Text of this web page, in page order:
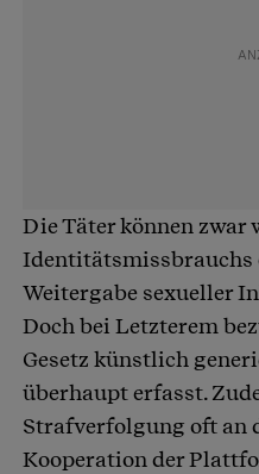
Die Täter können zwar
Identitätsmissbrauchs
Weitergabe sexueller
Doch bei Letzterem
Gesetz künstlich
überhaupt erfasst.
Strafverfolgung oft an
Kooperation der